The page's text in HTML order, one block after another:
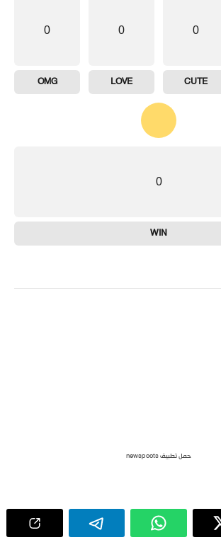
0
CUTE
0
LOVE
0
OMG
0
WIN
حمل تطبيق newspoots